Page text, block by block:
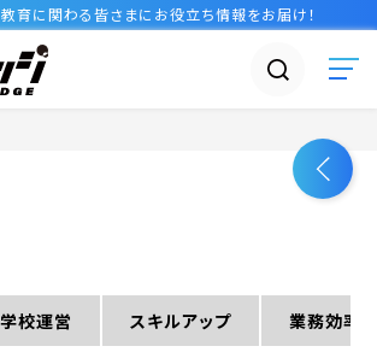
育に関わる皆さまに お役立ち情報をお届け！
学校運営 スキルアップ 業務効率